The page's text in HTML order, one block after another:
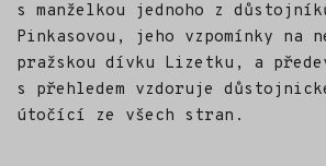
s manželkou jednoho z
Pinkasovou, jeho vzpomínky na
pražskou dívku Lizetku, a
s přehledem vzdoruje
útočící ze všech stran.